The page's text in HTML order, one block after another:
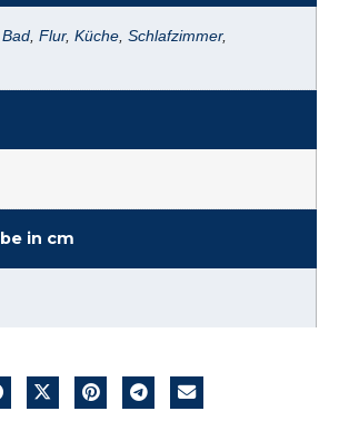
Bad, Flur, Küche, Schlafzimmer,
in cm